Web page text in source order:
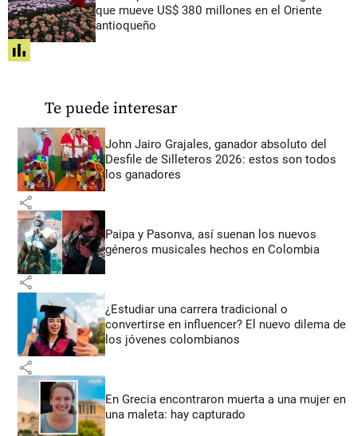
que mueve US$ 380 millones en el Oriente
antioqueño
share
Te puede interesar
John Jairo Grajales, ganador absoluto del
Desfile de Silleteros 2026: estos son todos
los ganadores
share
Paipa y Pasonva, así suenan los nuevos
géneros musicales hechos en Colombia
share
¿Estudiar una carrera tradicional o
convertirse en influencer? El nuevo dilema de
los jóvenes colombianos
share
En Grecia encontraron muerta a una mujer en
una maleta: hay capturado